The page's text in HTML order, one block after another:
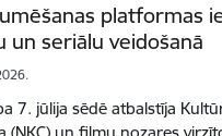
platformas
un seriālu veidošanā
7. jūlija sēdē atbalstīja